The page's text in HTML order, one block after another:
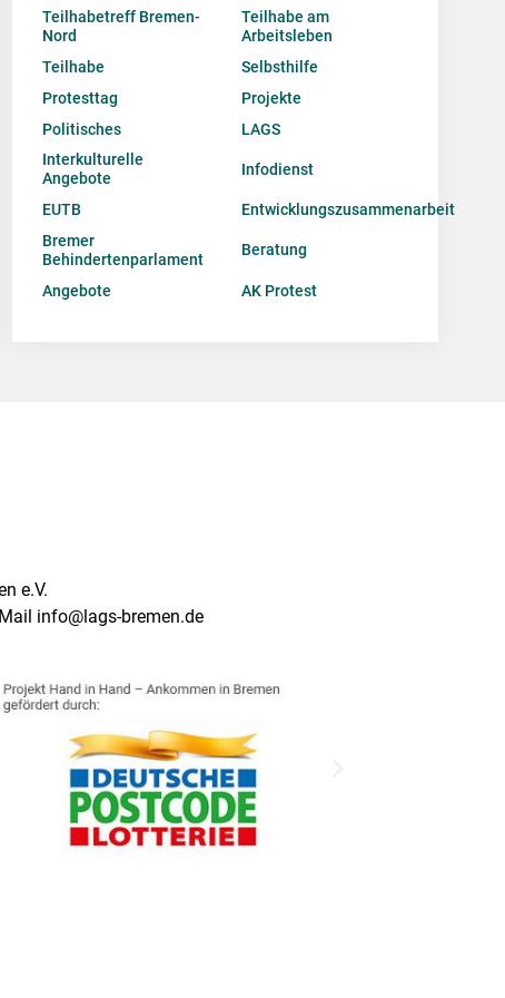
Teilhabetreff Bremen-
Nord
Teilhabe am
Arbeitsleben
Teilhabe
Selbsthilfe
Protesttag
Projekte
Politisches
LAGS
Interkulturelle
Angebote
Infodienst
EUTB
Entwicklungszusammenarbeit
Bremer
Behindertenparlament
Beratung
Angebote AK Protest
e.V.
info@lags-bremen.de